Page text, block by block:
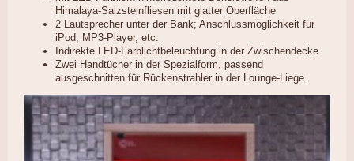
Himalaya-Salzsteinfliesen mit glatter Oberfläche
2 Lautsprecher unter der Bank; Anschlussmöglichkeit für
iPod, MP3-Player, etc.
Indirekte LED-Farblichtbeleuchtung in der Zwischendecke
Zwei Handtücher in der Spezialform, passend
ausgeschnitten für Rückenstrahler in der Lounge-Liege.